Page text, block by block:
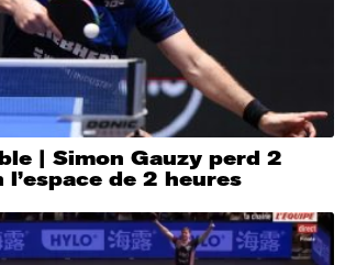
| Simon Gauzy perd 2
de 2 heures